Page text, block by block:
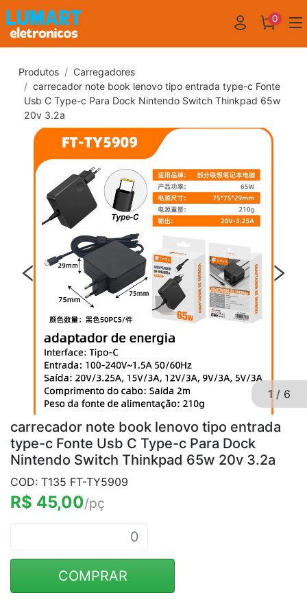
0
Produtos
Carregadores
carrecador note book lenovo tipo entrada type-c Fonte
Usb C Type-c Para Dock Nintendo Switch Thinkpad 65w
20v 3.2a
1 / 6
carrecador note book lenovo tipo entrada
type-c Fonte Usb C Type-c Para Dock
Nintendo Switch Thinkpad 65w 20v 3.2a
COD: T135 FT-TY5909
R$ 45,00/pç
COMPRAR